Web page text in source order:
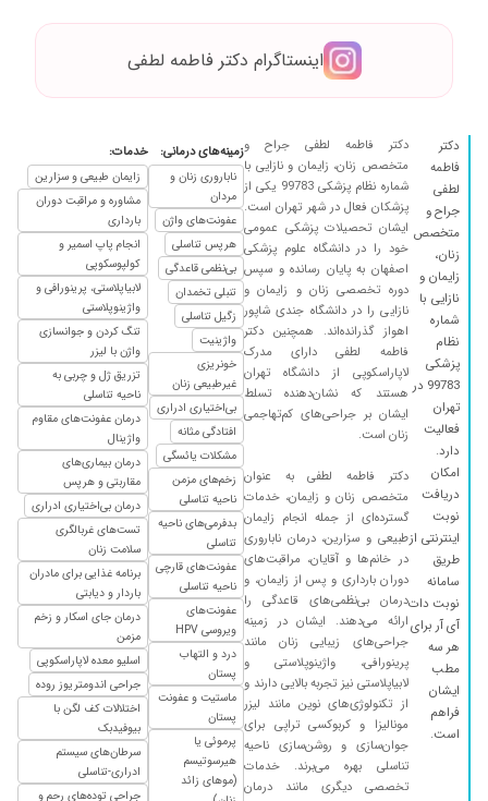
اینستاگرام دکتر فاطمه لطفی
دکتر
فاطمه
لطفی
جراح و
متخصص
زنان،
زایمان و
نازایی با
شماره
نظام
پزشکی
99783 در
تهران
فعالیت
دارد.
امکان
دریافت
نوبت
اینترنتی از
طریق
سامانه
نوبت دات
آی آر برای
هر سه
مطب
ایشان
فراهم
است.
دکتر فاطمه لطفی جراح و
متخصص زنان، زایمان و نازایی با
شماره نظام پزشکی 99783 یکی از
پزشکان فعال در شهر تهران است.
ایشان تحصیلات پزشکی عمومی
خود را در دانشگاه علوم پزشکی
اصفهان به پایان رسانده و سپس
دوره تخصصی زنان و زایمان و
نازایی را در دانشگاه جندی شاپور
اهواز گذرانده‌اند. همچنین دکتر
فاطمه لطفی دارای مدرک
لاپاراسکوپی از دانشگاه تهران
هستند که نشان‌دهنده تسلط
ایشان بر جراحی‌های کم‌تهاجمی
زنان است.
دکتر فاطمه لطفی به عنوان
متخصص زنان و زایمان، خدمات
گسترده‌ای از جمله انجام زایمان
طبیعی و سزارین، درمان ناباروری
در خانم‌ها و آقایان، مراقبت‌های
دوران بارداری و پس از زایمان، و
درمان بی‌نظمی‌های قاعدگی را
ارائه می‌دهند. ایشان در زمینه
جراحی‌های زیبایی زنان مانند
پرینورافی، واژینوپلاستی و
لابیاپلاستی نیز تجربه بالایی دارند و
از تکنولوژی‌های نوین مانند لیزر
مونالیزا و کربوکسی تراپی برای
جوان‌سازی و روشن‌سازی ناحیه
تناسلی بهره می‌برند. خدمات
تخصصی دیگری مانند درمان
زمینه‌های درمانی:
ناباروری زنان و
مردان
عفونت‌های واژن
هرپس تناسلی
بی‌نظمی قاعدگی
تنبلی تخمدان
زگیل تناسلی
واژینیت
خونریزی
غیرطبیعی زنان
بی‌اختیاری ادراری
افتادگی مثانه
مشکلات یائسگی
زخم‌های مزمن
ناحیه تناسلی
بدفرمی‌های ناحیه
تناسلی
عفونت‌های قارچی
ناحیه تناسلی
عفونت‌های
ویروسی HPV
درد و التهاب
پستان
ماستیت و عفونت
پستان
پرموئی یا
هیرسوتیسم
(موهای زائد
خدمات:
زایمان طبیعی و سزارین
مشاوره و مراقبت دوران
بارداری
انجام پاپ اسمیر و
کولپوسکوپی
لابیاپلاستی، پرینورافی و
واژینوپلاستی
تنگ کردن و جوانسازی
واژن با لیزر
تزریق ژل و چربی به
ناحیه تناسلی
درمان عفونت‌های مقاوم
واژینال
درمان بیماری‌های
مقاربتی و هرپس
درمان بی‌اختیاری ادراری
تست‌های غربالگری
سلامت زنان
برنامه غذایی برای مادران
باردار و دیابتی
درمان جای اسکار و زخم
مزمن
اسلیو معده لاپاراسکوپی
جراحی اندومتریوز روده
اختلالات کف لگن با
بیوفیدبک
سرطان‌های سیستم
ادراری-تناسلی
جراحی توده‌های رحم و